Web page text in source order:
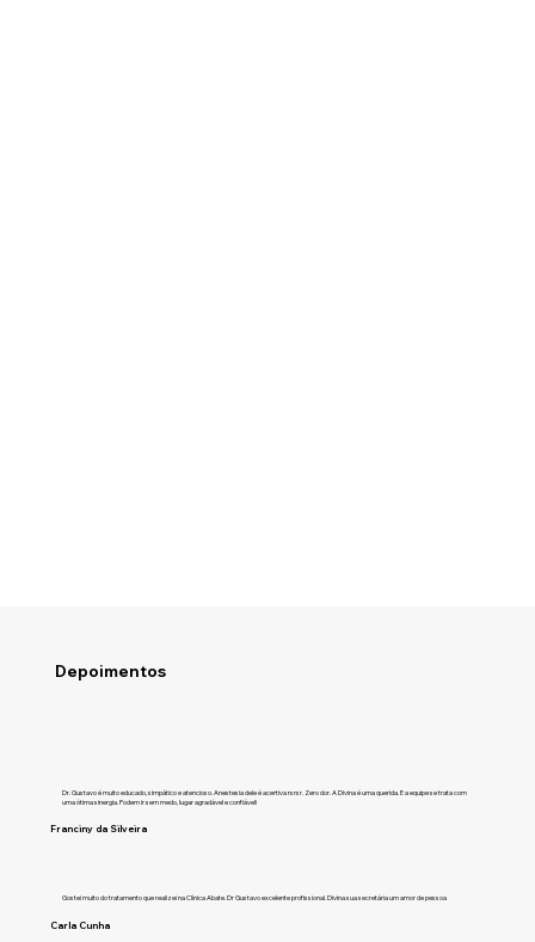
Depoimentos
Dr. Gustavo é muito educado, simpático e atencioso. Anestesia dele é acertiva rsrsr. Zero dor. A Divina é uma querida. E a equipe se trata com
uma ótima sinergia. Podem ir sem medo, lugar agradável e confiável!
Franciny da Silveira
Gostei muito do tratamento que realizei na Clínica Abate. Dr Gustavo excelente profissional. Divina sua secretária um amor de pessoa
Carla Cunha